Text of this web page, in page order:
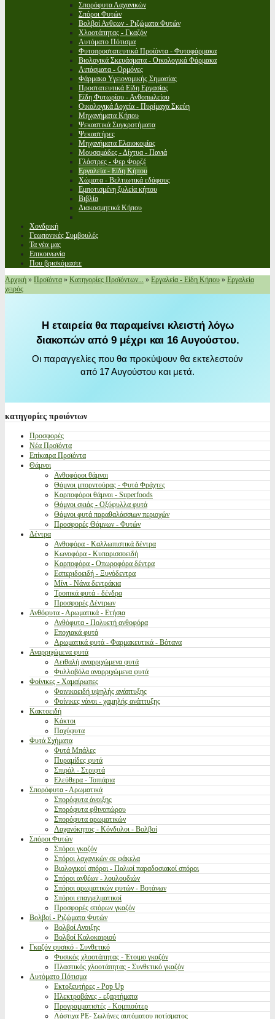
Σπορόφυτα Λαχανικών
Σπόροι Φυτών
Βολβοί Ανθεων - Ριζώματα Φυτών
Χλοοτάπητας - Γκαζόν
Αυτόματο Πότισμα
Φυτοπροστατευτικά Προϊόντα - Φυτοφάρμακα
Βιολογικά Σκευάσματα - Οικολογικά Φάρμακα
Λιπάσματα - Ορμόνες
Φάρμακα Υγειονομικής Σημασίας
Προστατευτικά Είδη Εργασίας
Είδη Φυτωρίου - Ανθοπωλείου
Οικολογικά Δοχεία - Πυρίμαχα Σκεύη
Μηχανήματα Κήπου
Ψεκαστικά Συγκροτήματα
Ψεκαστήρες
Μηχανήματα Ελαιοκομίας
Μουσαμάδες - Δίχτυα - Πανιά
Γλάστρες - Φερ Φορζέ
Εργαλεία - Είδη Κήπου
Χώματα - Βελτιωτικά εδάφους
Εμποτισμένη ξυλεία κήπου
Βιβλία
Διακοσμητικά Κήπου
Χονδρική
Γεωπονικές Συμβουλές
Τα νέα μας
Επικοινωνία
Που βρισκόμαστε
Αρχική » Προϊόντα » Κατηγορίες Προϊόντων... » Εργαλεία - Είδη Κήπου » Εργαλεία
χειρός
Η εταιρεία θα παραμείνει κλειστή λόγω
διακοπών από 9 μέχρι και 16 Αυγούστου.
Οι παραγγελίες που θα προκύψουν θα εκτελεστούν
από 17 Αυγούστου και μετά.
κατηγορίες προιόντων
Προσφορές
Νέα Προϊόντα
Επίκαιρα Προϊόντα
Θάμνοι
Ανθοφόροι θάμνοι
Θάμνοι μπορντούρας - Φυτά Φράχτες
Καρποφόροι θάμνοι - Superfoods
Θάμνοι σκιάς - Οξύφυλλα φυτά
Θάμνοι φυτά παραθαλάσσιων περιοχών
Προσφορές Θάμνων - Φυτών
Δέντρα
Ανθοφόρα - Καλλωπιστικά δέντρα
Κωνοφόρα - Κυπαρισσοειδή
Καρποφόρα - Οπωροφόρα δέντρα
Εσπεριδοειδή - Ξυνόδεντρα
Μίνι - Νάνα δεντράκια
Τροπικά φυτά - δένδρα
Προσφορές Δέντρων
Ανθόφυτα - Αρωματικά - Ετήσια
Ανθόφυτα - Πολυετή ανθοφόρα
Εποχιακά φυτά
Αρωματικά φυτά - Φαρμακευτικά - Βότανα
Αναρριχώμενα φυτά
Αειθαλή αναρριχώμενα φυτά
Φυλλοβόλα αναρριχώμενα φυτά
Φοίνικες - Χαμαίρωπες
Φοινικοειδή υψηλής ανάπτυξης
Φοίνικες νάνοι - χαμηλής ανάπτυξης
Κακτοειδή
Κάκτοι
Παχύφυτα
Φυτά Σχήματα
Φυτά Μπάλες
Πυραμίδες φυτά
Σπιράλ - Στριφτά
Ελεύθερα - Τοπιάρια
Σπορόφυτα - Αρωματικά
Σπορόφυτα άνοιξης
Σπορόφυτα φθινοπώρου
Σπορόφυτα αρωματικών
Λαχανόκηπος - Κόνδυλοι - Βολβοί
Σπόροι Φυτών
Σπόροι γκαζόν
Σπόροι λαχανικών σε φάκελα
Βιολογικοί σπόροι - Παλιοί παραδοσιακοί σπόροι
Σπόροι ανθέων - λουλουδιών
Σπόροι αρωματικών φυτών - Βοτάνων
Σπόροι επαγγελματικοί
Προσφορές σπόρων γκαζόν
Βολβοί - Ριζώματα Φυτών
Βολβοί Ανοιξης
Βολβοί Καλοκαιριού
Γκαζόν φυσικό - Συνθετικό
Φυσικός χλοοτάπητας - Έτοιμο γκαζόν
Πλαστικός χλοοτάπητας - Συνθετικό γκαζόν
Αυτόματο Πότισμα
Εκτοξευτήρες - Pop Up
Ηλεκτροβάνες - εξαρτήματα
Προγραμματιστές - Κομπιούτερ
Λάστιχα PE- Σωλήνες αυτόματου ποτίσματος